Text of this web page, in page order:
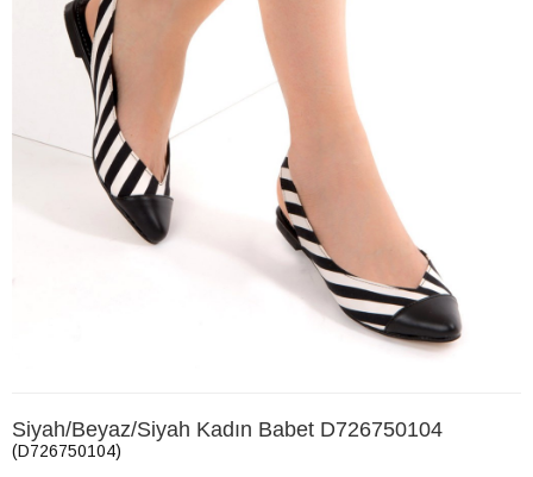
Siyah/Beyaz/Siyah Kadın Babet D726750104
(D726750104)